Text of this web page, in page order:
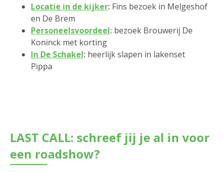
Locatie in de kijker: Fins bezoek in Melgeshof
en De Brem
Personeelsvoordeel: bezoek Brouwerij De
Koninck met korting
In De Schakel: heerlijk slapen in lakenset
Pippa
LAST CALL: schreef jij je al in voor
een roadshow?